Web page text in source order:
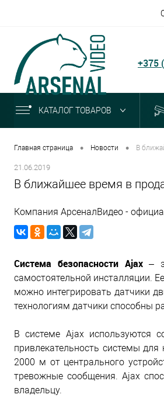
+375
КАТАЛОГ ТОВАРОВ
Главная страница • Новости • В
21.06.2019
В ближайшее время в
Компания АрсеналВидео -
Система безопасности Ajax–
самостоятельной инсталляции.
можно интегрировать датчики
технологиям датчики способны
В системе Ajax используются
привлекательность системы
2000 м от центрального
тревожные сообщения. Ajax
владельцу.